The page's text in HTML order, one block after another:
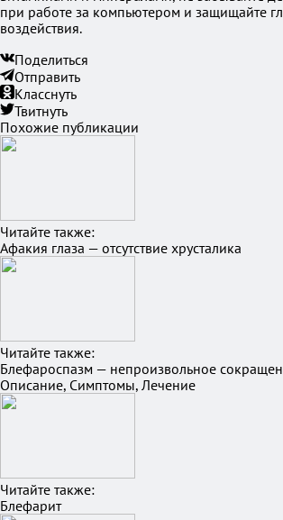
при работе за компьютером и защищайте
воздействия.
Поделиться
Отправить
Класснуть
Твитнуть
Похожие публикации
Читайте также:
Афакия глаза — отсутствие хрусталика
Читайте также:
Блефароспазм — непроизвольное
Описание, Симптомы, Лечение
Читайте также:
Блефарит